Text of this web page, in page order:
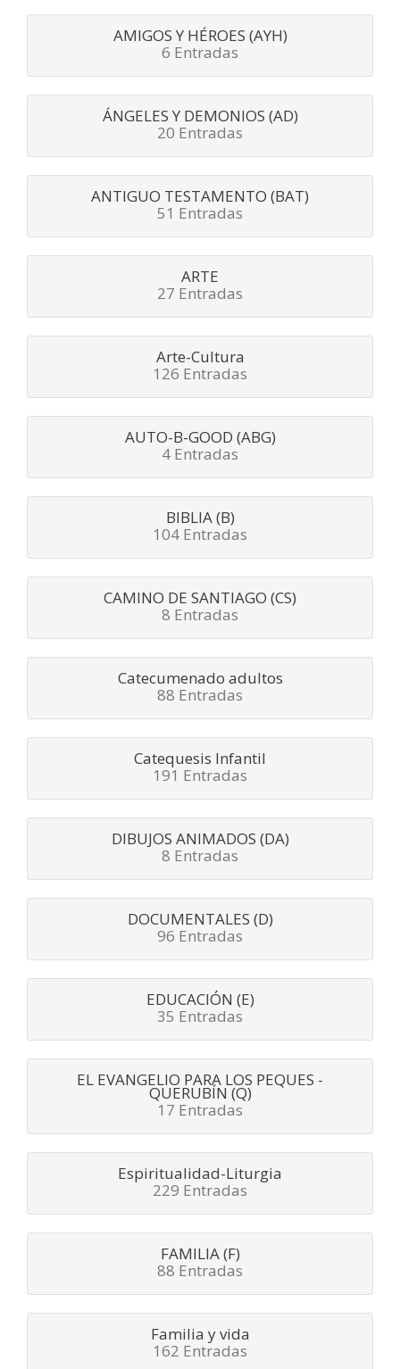
AMIGOS Y HÉROES (AYH)
6 Entradas
ÁNGELES Y DEMONIOS (AD)
20 Entradas
ANTIGUO TESTAMENTO (BAT)
51 Entradas
ARTE
27 Entradas
Arte-Cultura
126 Entradas
AUTO-B-GOOD (ABG)
4 Entradas
BIBLIA (B)
104 Entradas
CAMINO DE SANTIAGO (CS)
8 Entradas
Catecumenado adultos
88 Entradas
Catequesis Infantil
191 Entradas
DIBUJOS ANIMADOS (DA)
8 Entradas
DOCUMENTALES (D)
96 Entradas
EDUCACIÓN (E)
35 Entradas
EL EVANGELIO PARA LOS PEQUES -
QUERUBÍN (Q)
17 Entradas
Espiritualidad-Liturgia
229 Entradas
FAMILIA (F)
88 Entradas
Familia y vida
162 Entradas